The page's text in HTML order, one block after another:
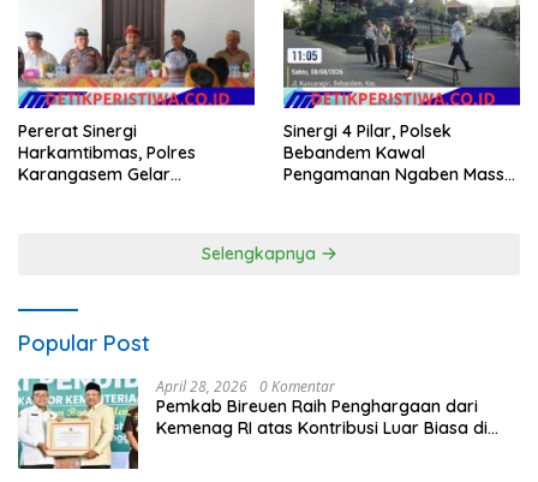
Pererat Sinergi
Harkamtibmas, Polres
Karangasem Gelar
Sinergi 4 Pilar, Polsek
Bebandem Kawal
Pengamanan Ngaben Massal
Selengkapnya
Popular Post
April 28, 2026 0 Komentar
Pemkab Bireuen Raih Penghargaan dari
Kemenag RI atas Kontribusi Luar Biasa di